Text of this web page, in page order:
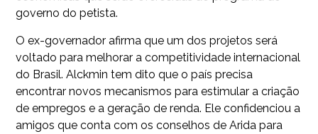
governo do petista.
O ex-governador afirma que um dos projetos será
voltado para melhorar a competitividade internacional
do Brasil. Alckmin tem dito que o país precisa
encontrar novos mecanismos para estimular a criação
de empregos e a geração de renda. Ele confidenciou a
amigos que conta com os conselhos de Arida para